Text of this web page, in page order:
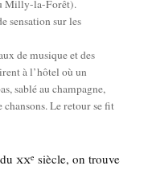
Mil­ly-la-Forêt).
sen­sa­tion sur les
de musique et des
à l’hô­tel où un
sablé au cham­pagne,
Le retour se fit
duxxe siècle, on trouve